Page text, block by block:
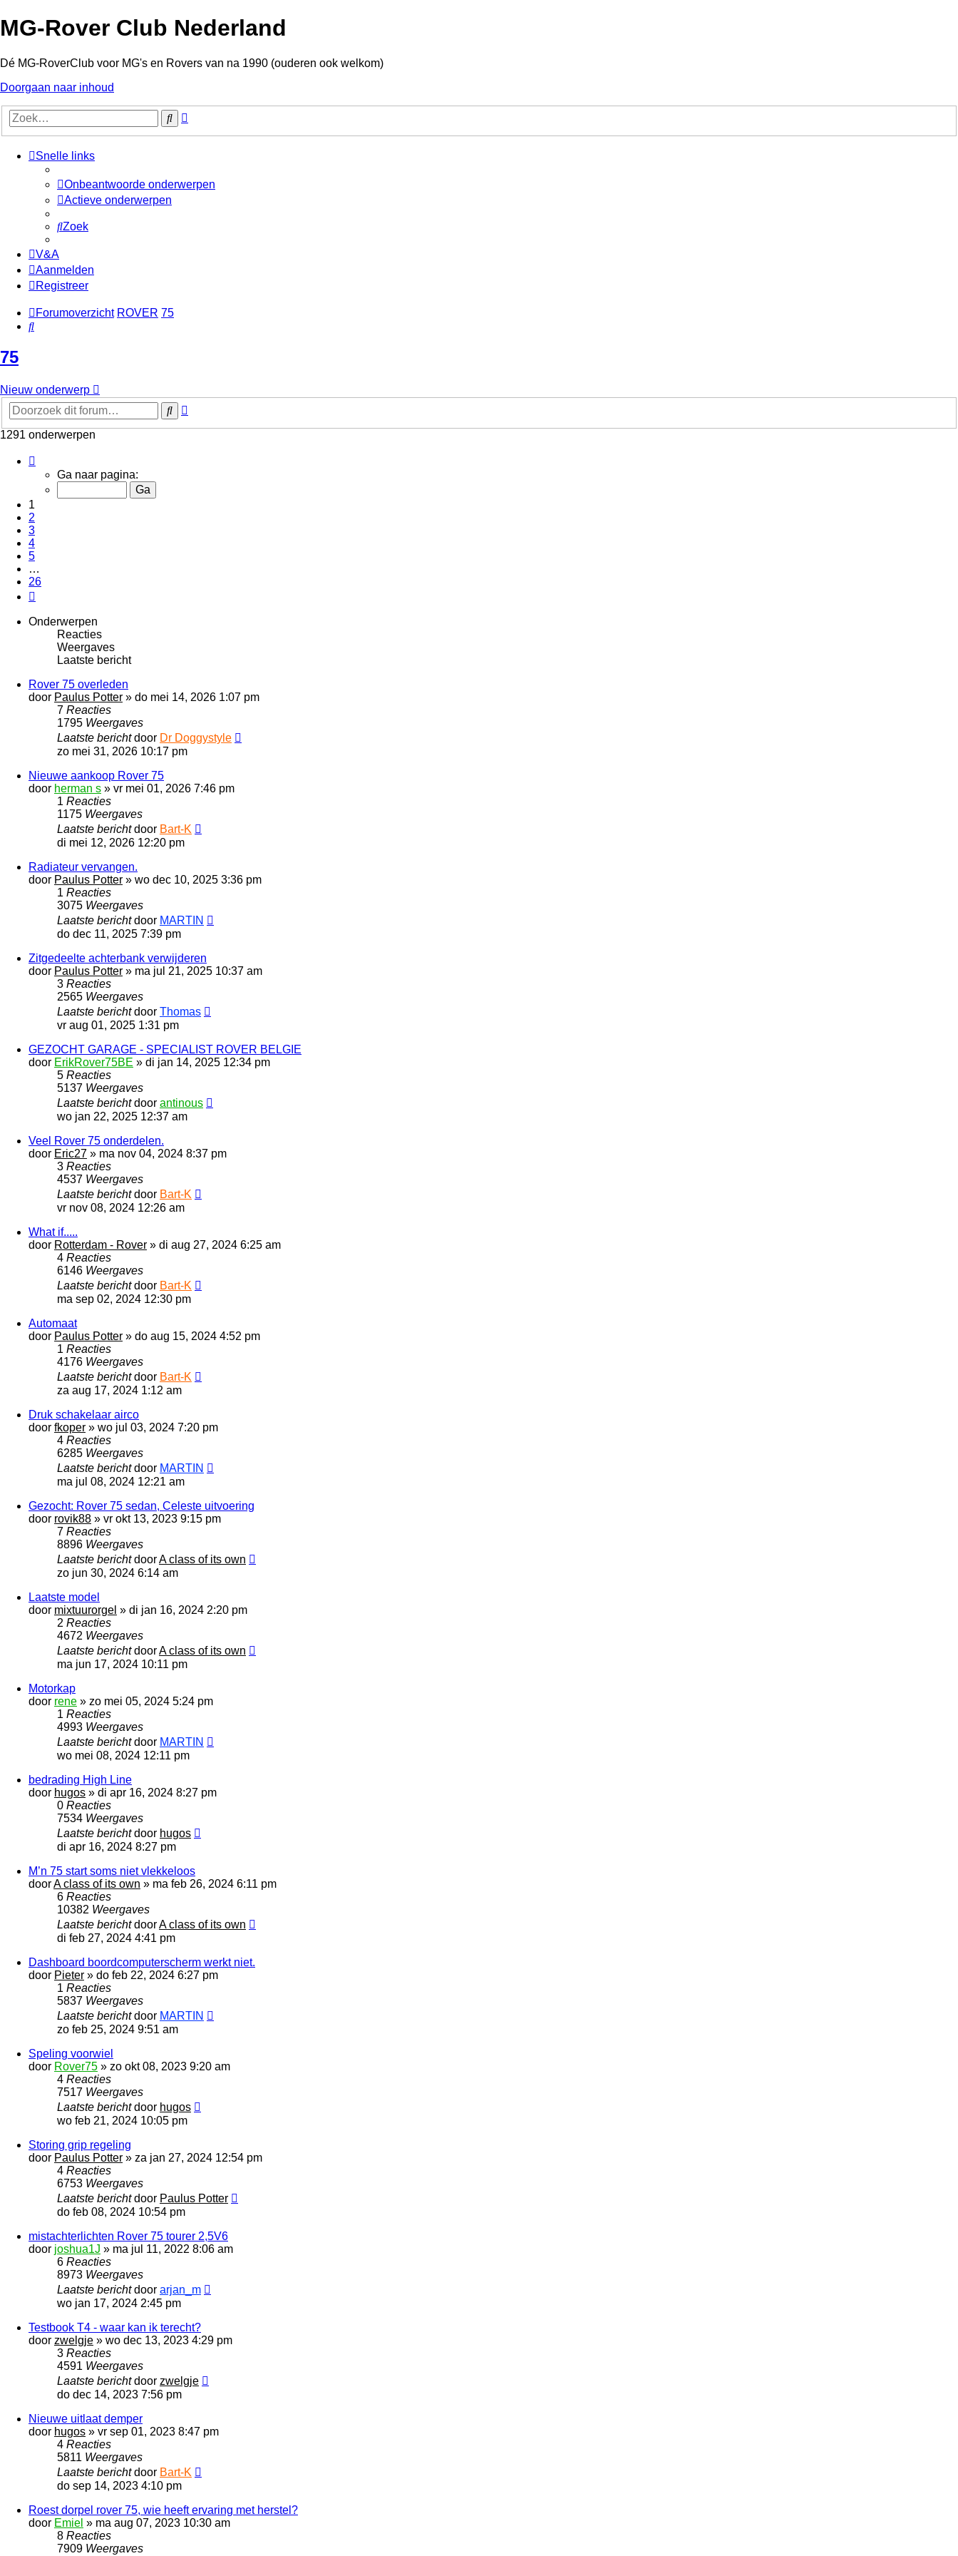
MG-Rover Club Nederland
Dé MG-RoverClub voor MG's en Rovers van na 1990 (ouderen ook welkom)
Doorgaan naar inhoud
Zoek
Snelle links
Onbeantwoorde onderwerpen
Actieve onderwerpen
Zoek
V&A
Aanmelden
Registreer
Forumoverzicht ROVER 75
Zoek
75
Nieuw onderwerp
Zoek
1291 onderwerpen
26
Ga naar pagina:
1
2
3
4
5
…
26
Onderwerpen
Reacties
Weergaves
Laatste bericht
Rover 75 overleden
door Paulus Potter » do mei 14, 2026 1:07 pm
7 Reacties
1795 Weergaves
Laatste berichtdoor Dr Doggystyle
zo mei 31, 2026 10:17 pm
Nieuwe aankoop Rover 75
door herman s » vr mei 01, 2026 7:46 pm
1 Reacties
1175 Weergaves
Laatste berichtdoor Bart-K
di mei 12, 2026 12:20 pm
Radiateur vervangen.
door Paulus Potter » wo dec 10, 2025 3:36 pm
1 Reacties
3075 Weergaves
Laatste berichtdoor MARTIN
do dec 11, 2025 7:39 pm
Zitgedeelte achterbank verwijderen
door Paulus Potter » ma jul 21, 2025 10:37 am
3 Reacties
2565 Weergaves
Laatste berichtdoor Thomas
vr aug 01, 2025 1:31 pm
GEZOCHT GARAGE - SPECIALIST ROVER BELGIE
door ErikRover75BE » di jan 14, 2025 12:34 pm
5 Reacties
5137 Weergaves
Laatste berichtdoor antinous
wo jan 22, 2025 12:37 am
Veel Rover 75 onderdelen.
door Eric27 » ma nov 04, 2024 8:37 pm
3 Reacties
4537 Weergaves
Laatste berichtdoor Bart-K
vr nov 08, 2024 12:26 am
What if.....
door Rotterdam - Rover » di aug 27, 2024 6:25 am
4 Reacties
6146 Weergaves
Laatste berichtdoor Bart-K
ma sep 02, 2024 12:30 pm
Automaat
door Paulus Potter » do aug 15, 2024 4:52 pm
1 Reacties
4176 Weergaves
Laatste berichtdoor Bart-K
za aug 17, 2024 1:12 am
Druk schakelaar airco
door fkoper » wo jul 03, 2024 7:20 pm
4 Reacties
6285 Weergaves
Laatste berichtdoor MARTIN
ma jul 08, 2024 12:21 am
Gezocht: Rover 75 sedan, Celeste uitvoering
door rovik88 » vr okt 13, 2023 9:15 pm
7 Reacties
8896 Weergaves
Laatste berichtdoorA class of its own
zo jun 30, 2024 6:14 am
Laatste model
door mixtuurorgel » di jan 16, 2024 2:20 pm
2 Reacties
4672 Weergaves
Laatste berichtdoorA class of its own
ma jun 17, 2024 10:11 pm
Motorkap
door rene » zo mei 05, 2024 5:24 pm
1 Reacties
4993 Weergaves
Laatste berichtdoor MARTIN
wo mei 08, 2024 12:11 pm
bedrading High Line
door hugos » di apr 16, 2024 8:27 pm
0 Reacties
7534 Weergaves
Laatste berichtdoor hugos
di apr 16, 2024 8:27 pm
M’n 75 start soms niet vlekkeloos
doorA class of its own » ma feb 26, 2024 6:11 pm
6 Reacties
10382 Weergaves
Laatste berichtdoorA class of its own
di feb 27, 2024 4:41 pm
Dashboard boordcomputerscherm werkt niet.
door Pieter » do feb 22, 2024 6:27 pm
1 Reacties
5837 Weergaves
Laatste berichtdoor MARTIN
zo feb 25, 2024 9:51 am
Speling voorwiel
door Rover75 » zo okt 08, 2023 9:20 am
4 Reacties
7517 Weergaves
Laatste berichtdoor hugos
wo feb 21, 2024 10:05 pm
Storing grip regeling
door Paulus Potter » za jan 27, 2024 12:54 pm
4 Reacties
6753 Weergaves
Laatste berichtdoor Paulus Potter
do feb 08, 2024 10:54 pm
mistachterlichten Rover 75 tourer 2,5V6
door joshua1J » ma jul 11, 2022 8:06 am
6 Reacties
8973 Weergaves
Laatste berichtdoor arjan_m
wo jan 17, 2024 2:45 pm
Testbook T4 - waar kan ik terecht?
door zwelgje » wo dec 13, 2023 4:29 pm
3 Reacties
4591 Weergaves
Laatste berichtdoor zwelgje
do dec 14, 2023 7:56 pm
Nieuwe uitlaat demper
door hugos » vr sep 01, 2023 8:47 pm
4 Reacties
5811 Weergaves
Laatste berichtdoor Bart-K
do sep 14, 2023 4:10 pm
Roest dorpel rover 75, wie heeft ervaring met herstel?
door Emiel » ma aug 07, 2023 10:30 am
8 Reacties
7909 Weergaves